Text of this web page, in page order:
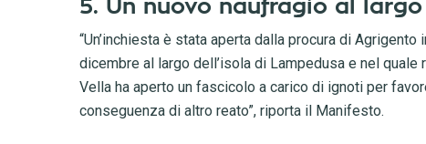
5. Un nuovo naufragio al
“Un’inchiesta è stata aperta dalla procura di
dicembre al largo dell’isola di Lampedusa e nel
Vella ha aperto un fascicolo a carico di ignoti per
conseguenza di altro reato”, riporta il Manifesto.